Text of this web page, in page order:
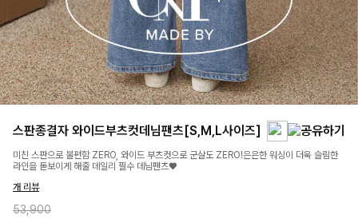
스판종결자 와이드부츠컷데님팬츠[S,M,L사이즈]
미친 스판으로 불편함 ZERO, 와이드 부츠컷으로 군살도 ZERO!은은한 워싱이 더욱 슬림한
라인을 돋보이게 해줄 데일리 필수 데님팬츠♥
개 리뷰
53,900